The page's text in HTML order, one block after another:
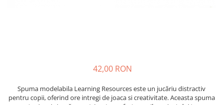
Animale de jucarie
Jucarii cu Dinozauri
42,00 RON
Spuma modelabila Learning Resources este un jucăriu distractiv
pentru copii, oferind ore intregi de joaca si creativitate. Aceasta spuma